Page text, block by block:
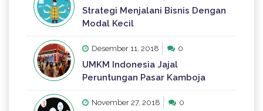
Strategi Menjalani Bisnis Dengan
Modal Kecil
Desember 11, 2018 0
UMKM Indonesia Jajal
Peruntungan Pasar Kamboja
November 27, 2018 0